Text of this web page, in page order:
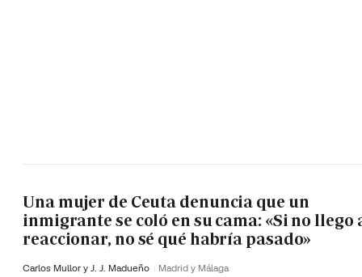
Una mujer de Ceuta denuncia que un
inmigrante se coló en su cama: «Si no llego
reaccionar, no sé qué habría pasado»
Carlos Mullor y J. J. Madueño Madrid y Málaga